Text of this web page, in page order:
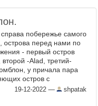
побережье самого
острова перед нами по
- первый остров
-Alad, третий-
у причала пара
остров с
миром Филиппин.
...
19-12-2022 — shpatak